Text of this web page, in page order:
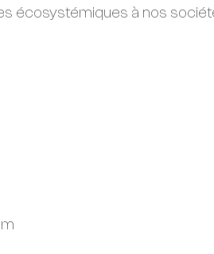
écosystémiques à nos